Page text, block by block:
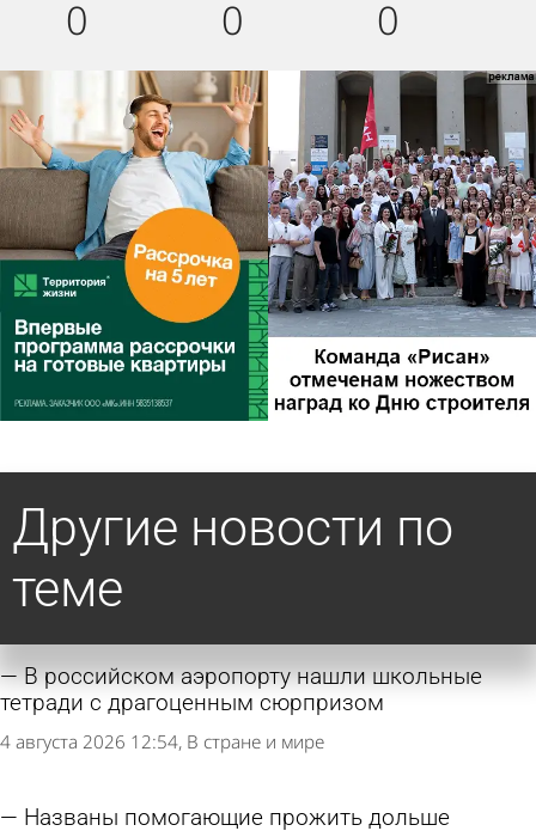
0 0 0
Другие новости по
теме
В российском аэропорту нашли школьные
тетради с драгоценным сюрпризом
4 августа 2026 12:54 В стране и мире
Названы помогающие прожить дольше